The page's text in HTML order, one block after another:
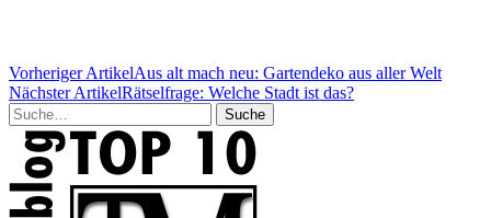
Vorheriger ArtikelAus alt mach neu: Gartendeko aus aller Welt
Nächster ArtikelRätselfrage: Welche Stadt ist das?
Suche